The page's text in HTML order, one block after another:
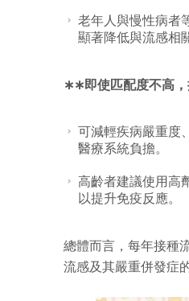
老年人與慢性病者
顯著降低與流感相
∗∗即使匹配度不高
可減輕疾病嚴重度
醫療系統負擔。
高齡者建議使用高
以提升免疫反應。
總體而言，每年接種
流感及其嚴重併發症